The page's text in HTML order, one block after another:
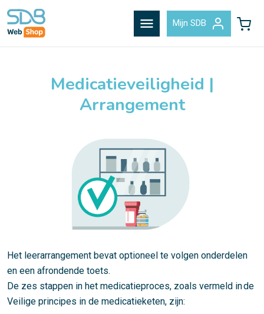
menu Mijn SDB
Medicatieveiligheid |
Arrangement
Het leerarrangement bevat optioneel te volgen onderdelen
en een afrondende toets.
De zes stappen in het medicatieproces, zoals vermeld in de
Veilige principes in de medicatieketen, zijn: